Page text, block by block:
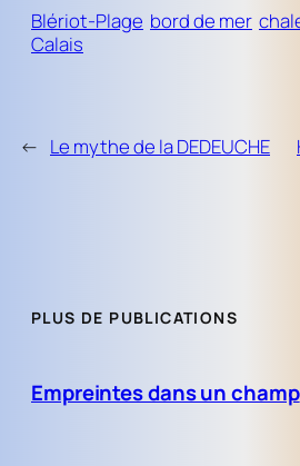
Blériot-Plage bord de mer
Calais
← Le mythe de la DEDEUCHE
PLUS DE PUBLICATIONS
Empreintes dans un champ